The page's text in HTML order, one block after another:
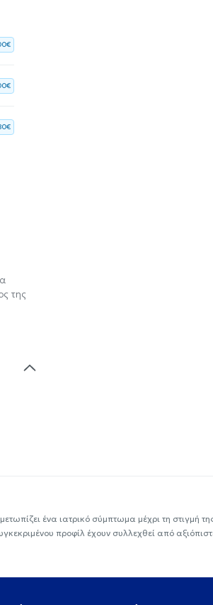
της
ένα ιατρικό σύμπτωμα μέχρι τη στιγμή
προφίλ έχουν συλλεχθεί από